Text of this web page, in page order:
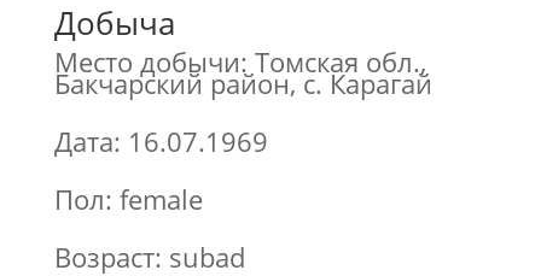
Добыча
Место добычи: Томская обл.,
Бакчарский район, с. Карагай
Дата: 16.07.1969
Пол: female
Возраст: subad